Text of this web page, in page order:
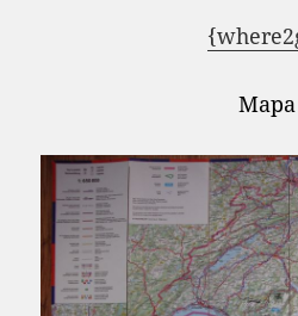
Mapa